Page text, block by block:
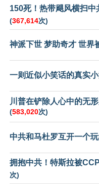
150死！热带飓风横扫中
(367,614次)
神派下世 梦助奇才 世界
一则近似小笑话的真实
川普在铲除人心中的无
(583,020次)
中共和马杜罗互开一个
拥抱中共！特斯拉被
次)